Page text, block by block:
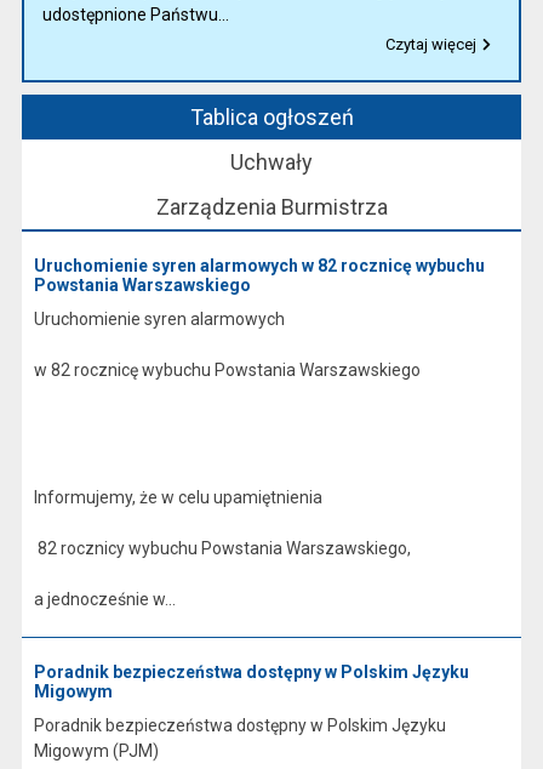
udostępnione Państwu...
Czytaj więcej
Tablica ogłoszeń
Uchwały
Zarządzenia Burmistrza
Uruchomienie syren alarmowych w 82 rocznicę wybuchu
Powstania Warszawskiego
Uruchomienie syren alarmowych
w 82 rocznicę wybuchu Powstania Warszawskiego
Informujemy, że w celu upamiętnienia
82 rocznicy wybuchu Powstania Warszawskiego,
a jednocześnie w...
Poradnik bezpieczeństwa dostępny w Polskim Języku
Migowym
Poradnik bezpieczeństwa dostępny w Polskim Języku
Migowym (PJM)